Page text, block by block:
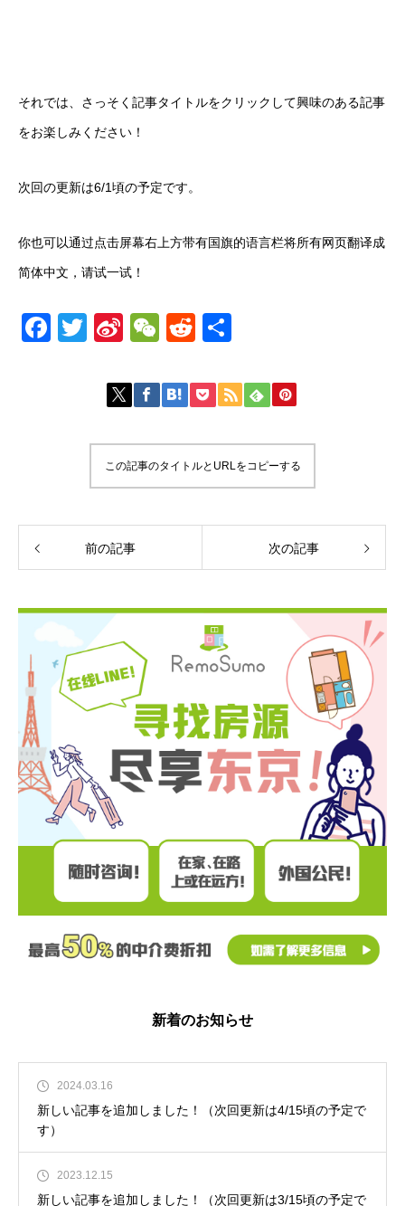
それでは、さっそく記事タイトルをクリックして興味のある記事
をお楽しみください！
次回の更新は6/1頃の予定です。
你也可以通过点击屏幕右上方带有国旗的语言栏将所有网页翻译成
简体中文，请试一试！
Facebook
Twitter
SinaWeChat
Reddit
この記事のタイトルとURLをコピーする
前の記事 次の記事
新着のお知らせ
2024.03.16
新しい記事を追加しました！（次回更新は4/15頃の予定で
す）
2023.12.15
新しい記事を追加しました！（次回更新は3/15頃の予定で